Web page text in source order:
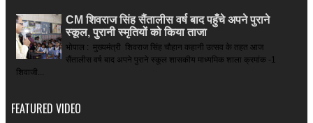
CM शिवराज सिंह सैंतालीस वर्ष बाद पहुँचे अपने पुराने
स्कूल, पुरानी स्मृतियों को किया ताजा
भोपाल : मुख्यमंत्री शिवराज सिंह चौहान कहानी उत्सव के तहत आज
सैंतालीस वर्ष बाद अपने पुराने स्कूल शासकीय माध्यमिक शाला क्रमांक -1
शिवाजी...
FEATURED VIDEO